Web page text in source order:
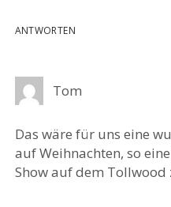
ANTWORTEN
Tom
Das wäre für uns eine
auf Weihnachten, so
Show auf dem